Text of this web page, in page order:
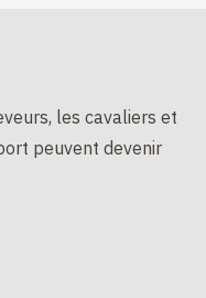
les cavaliers et
peuvent devenir